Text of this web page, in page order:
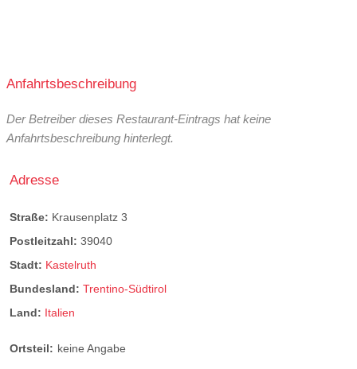
Anfahrtsbeschreibung
Der Betreiber dieses Restaurant-Eintrags hat keine
Anfahrtsbeschreibung hinterlegt.
Adresse
Straße: Krausenplatz 3
Postleitzahl: 39040
Stadt: Kastelruth
Bundesland: Trentino-Südtirol
Land: Italien
Ortsteil: keine Angabe